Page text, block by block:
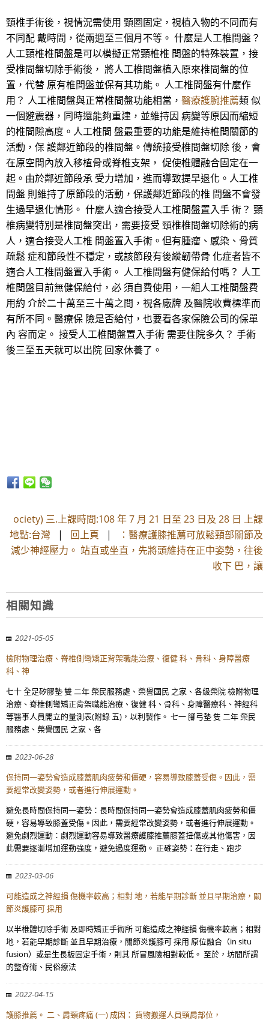
頸椎手術後，視情況需使用 頸圈固定，視植入物的不同而有
不同配 戴時間，從兩週至三個月不等。 什麼是人工椎間盤？
人工頸椎椎間盤是可以模擬正常頸椎椎 間盤的特殊裝置，接
受椎間盤切除手術後， 將人工椎間盤植入原來椎間盤的位
置，代替 原有椎間盤並保有其功能。 人工椎間盤有什麼作
用？ 人工椎間盤與正常椎間盤功能相當， 醫療護腕推薦類 似
一個避震器，同時還能夠重建，並維持因 病變等原因而縮短
的椎間隙高度。人工椎間 盤最重要的功能是維持椎間關節的
活動，保 護鄰近節段的椎間盤。傳統接受椎間盤切除 後，會
在原空間內放入移植骨或脊椎支架， 促使椎體融合固定在一
起。由於鄰近節段承 受力增加，進而導致提早退化。人工椎
間盤 則維持了原節段的活動，保護鄰近節段的椎 間盤不會發
生過早退化情形。 什麼人適合接受人工椎間盤置入手 術？ 頸
椎病變特別是椎間盤突出，需要接受 頸椎椎間盤切除術的病
人，適合接受人工椎 間盤置入手術。但有腫瘤、感染、骨質
疏鬆 症和節段性不穩定，或該節段有後縱韌帶骨 化症者皆不
適合人工椎間盤置入手術。 人工椎間盤有健保給付嗎？ 人工
椎間盤目前無健保給付，必 須自費使用，一組人工椎間盤費
用約 介於二十萬至三十萬之間，視各廠牌 及醫院收費標準而
有所不同。醫療保 險是否給付，也要看各家保險公司的保單
內 容而定。 接受人工椎間盤置入手術 需要住院多久？ 手術
後三至五天就可以出院 回家休養了。
ociety) 三.上課時間:108 年 7 月 21 日至 23 日及 28 日 上課
地點:台灣 | 回上頁 |
：醫療護膝推薦可放鬆頸部關節及
減少神經壓力。 站直或坐直，先將頭維持在正中姿勢，往後
收下 巴，讓
相關知識
2021-05-05
檢附物理治療、脊椎側彎矯正背架職能治療、復健 科、骨科、身障醫療
科、神
七十 全足矽膠墊 雙 二年 榮民服務處、榮譽國民 之家、各級榮院 檢附物理
治療、脊椎側彎矯正背架職能治療、復健 科、骨科、身障醫療科、神經科
等醫事人員開立的量測表(附錄 五)，以利製作。 七一 腳弓墊 隻 二年 榮民
服務處、榮譽國民 之家、各
2023-06-28
保持同一姿勢會造成膝蓋肌肉疲勞和僵硬，容易導致膝蓋受傷。因此，需
要經常改變姿勢，或者進行伸展運動。
避免長時間保持同一姿勢：長時間保持同一姿勢會造成膝蓋肌肉疲勞和僵
硬，容易導致膝蓋受傷。因此，需要經常改變姿勢，或者進行伸展運動。
避免劇烈運動：劇烈運動容易導致醫療護膝推薦膝蓋扭傷或其他傷害，因
此需要逐漸增加運動強度，避免過度運動。 正確姿勢：在行走、跑步
2023-03-06
可能造成之神經損 傷機率較高；相對 地，若能早期診斷 並且早期治療，關
節炎護膝可 採用
以半椎體切除手術 及即時矯正手術所 可能造成之神經損 傷機率較高；相對
地，若能早期診斷 並且早期治療，關節炎護膝可 採用 原位融合（in situ
fusion）或是生長板固定手術，則其 所冒風險相對較低。 至於，坊間所謂
的整脊術、民俗療法
2022-04-15
護膝推薦。 二、肩頸疼痛 (一) 成因： 貨物搬運人員頸肩部位，